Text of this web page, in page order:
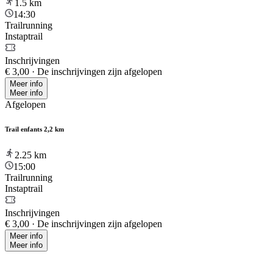
1.5 km
14:30
Trailrunning
Instaptrail
Inschrijvingen
€ 3,00 · De inschrijvingen zijn afgelopen
Meer info
Meer info
Afgelopen
Trail enfants 2,2 km
2.25 km
15:00
Trailrunning
Instaptrail
Inschrijvingen
€ 3,00 · De inschrijvingen zijn afgelopen
Meer info
Meer info